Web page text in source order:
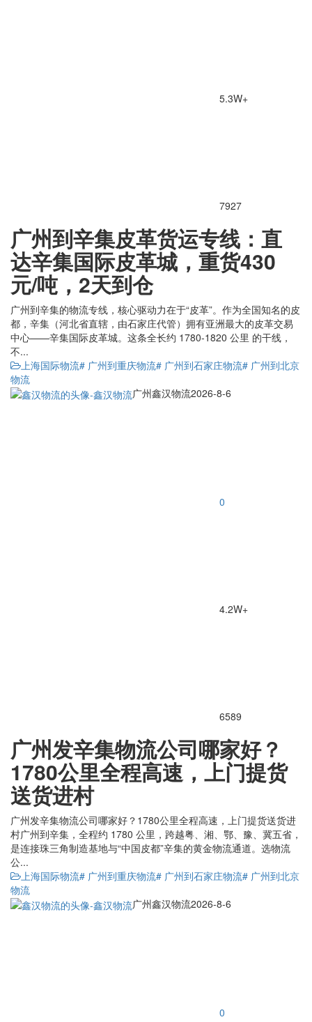
5.3W+
7927
广州到辛集皮革货运专线：直
达辛集国际皮革城，重货430
元/吨，2天到仓
广州到辛集的物流专线，核心驱动力在于“皮革”。作为全国知名的皮
都，辛集（河北省直辖，由石家庄代管）拥有亚洲最大的皮革交易
中心——辛集国际皮革城。这条全长约 1780-1820 公里 的干线，
不...
上海国际物流# 广州到重庆物流# 广州到石家庄物流# 广州到北京
物流
广州鑫汉物流2026-8-6
0
4.2W+
6589
广州发辛集物流公司哪家好？
1780公里全程高速，上门提货
送货进村
广州发辛集物流公司哪家好？1780公里全程高速，上门提货送货进
村广州到辛集，全程约 1780 公里，跨越粤、湘、鄂、豫、冀五省，
是连接珠三角制造基地与“中国皮都”辛集的黄金物流通道。选物流
公...
上海国际物流# 广州到重庆物流# 广州到石家庄物流# 广州到北京
物流
广州鑫汉物流2026-8-6
0